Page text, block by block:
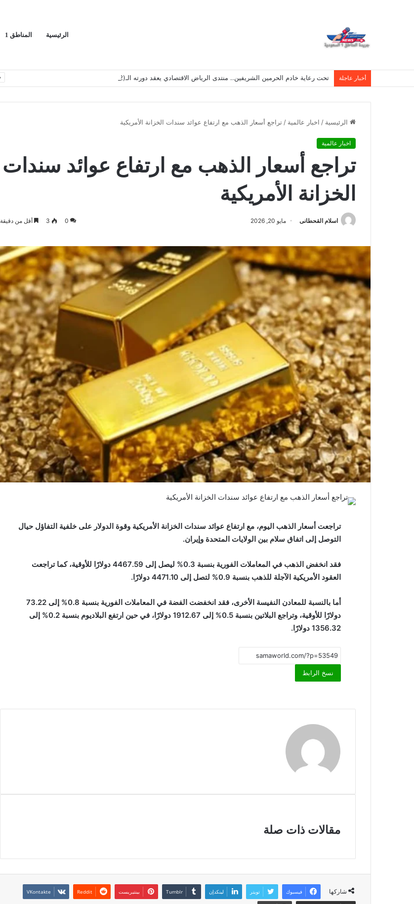
الرئيسية المناطق 1
أخبار عاجلة تحت رعاية خادم الحرمين الشريفين.. منتدى الرياض الاقتصادي يعقد دورته الـ(12) أكتوبر القادم
الرئيسية / اخبار عالمية / تراجع أسعار الذهب مع ارتفاع عوائد سندات الخزانة الأمريكية
اخبار عالمية
تراجع أسعار الذهب مع ارتفاع عوائد سندات
الخزانة الأمريكية
اسلام القحطانى مايو 20, 2026 0
3 أقل من دقيقة
تراجعت أسعار الذهب اليوم، مع ارتفاع عوائد سندات الخزانة الأمريكية وقوة الدولار على خلفية التفاؤل حيال
التوصل إلى اتفاق سلام بين الولايات المتحدة وإيران.
فقد انخفض الذهب في المعاملات الفورية بنسبة 0.3% ليصل إلى 4467.59 دولارًا للأوقية، كما تراجعت
العقود الأمريكية الآجلة للذهب بنسبة 0.9% لتصل إلى 4471.10 دولارًا.
أما بالنسبة للمعادن النفيسة الأخرى، فقد انخفضت الفضة في المعاملات الفورية بنسبة 0.8% إلى 73.22
دولارًا للأوقية، وتراجع البلاتين بنسبة 0.5% إلى 1912.67 دولارًا، في حين ارتفع البلاديوم بنسبة 0.2% إلى
1356.32 دولارًا.
نسخ الرابط
مقالات ذات صلة
شاركها فيسبوك تويتر لينكدإن بينتيريست